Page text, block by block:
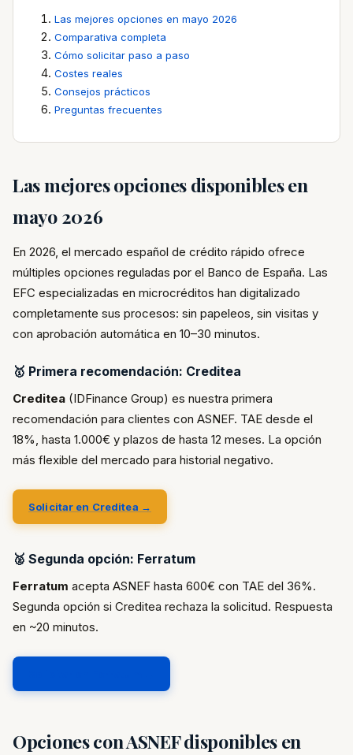
Las mejores opciones en mayo 2026
Comparativa completa
Cómo solicitar paso a paso
Costes reales
Consejos prácticos
Preguntas frecuentes
Las mejores opciones disponibles en
mayo 2026
En 2026, el mercado español de crédito rápido ofrece
múltiples opciones reguladas por el Banco de España. Las
EFC especializadas en microcréditos han digitalizado
completamente sus procesos: sin papeleos, sin visitas y
con aprobación automática en 10–30 minutos.
🥇 Primera recomendación: Creditea
Creditea (IDFinance Group) es nuestra primera
recomendación para clientes con ASNEF. TAE desde el
18%, hasta 1.000€ y plazos de hasta 12 meses. La opción
más flexible del mercado para historial negativo.
Solicitar en Creditea →
🥈 Segunda opción: Ferratum
Ferratum acepta ASNEF hasta 600€ con TAE del 36%.
Segunda opción si Creditea rechaza la solicitud. Respuesta
en ~20 minutos.
Opciones con ASNEF disponibles en